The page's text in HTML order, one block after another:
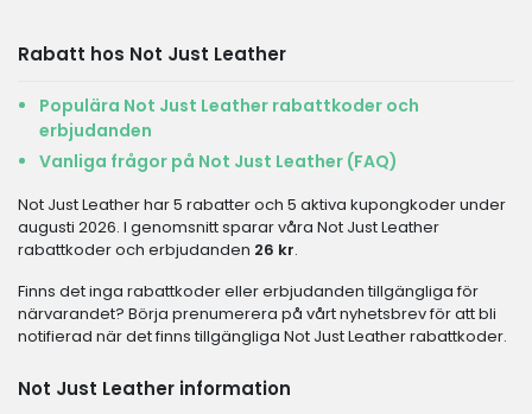
Rabatt hos Not Just Leather
Populära Not Just Leather rabattkoder och
erbjudanden
Vanliga frågor på Not Just Leather (FAQ)
Not Just Leather har 5 rabatter och 5 aktiva kupongkoder under
augusti 2026. I genomsnitt sparar våra Not Just Leather
rabattkoder och erbjudanden 26 kr.
Finns det inga rabattkoder eller erbjudanden tillgängliga för
närvarandet? Börja prenumerera på vårt nyhetsbrev för att bli
notifierad när det finns tillgängliga Not Just Leather rabattkoder.
Not Just Leather information